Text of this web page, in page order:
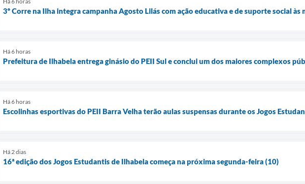
3º Corre na Ilha integra campanha Agosto Lilás com ação educativa e de suporte social
Há 6 horas
Prefeitura de Ilhabela entrega ginásio do PEII Sul e conclui um dos maiores complexos
Há 6 horas
Escolinhas esportivas do PEII Barra Velha terão aulas suspensas durante os Jogos
Há 2 dias
16ª edição dos Jogos Estudantis de Ilhabela começa na próxima segunda-feira (10)